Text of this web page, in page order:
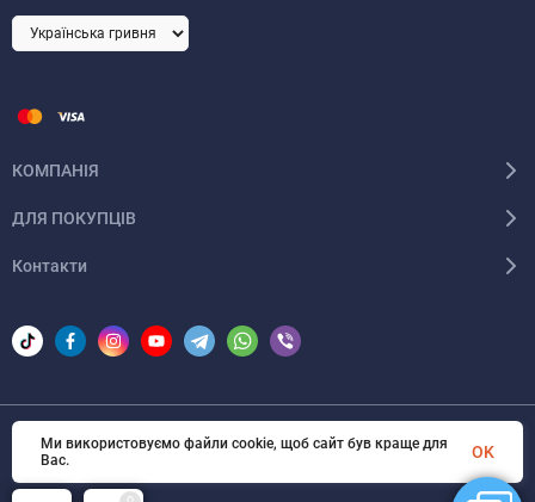
КОМПАНІЯ
ДЛЯ ПОКУПЦІВ
Контакти
© 2026 Areon-ua. Всі права захищені
Ми використовуємо файли cookie, щоб сайт був краще для
Вас.
OK